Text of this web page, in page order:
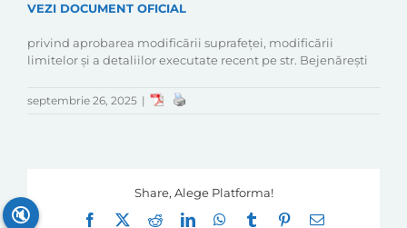
VEZI DOCUMENT OFICIAL
privind aprobarea modificării suprafeței, modificării
limitelor și a detaliilor executate recent pe str. Bejenărești
septembrie 26, 2025 |
Share, Alege Platforma!
Facebook
RedditLinkedInWhatsApp
Tumblr Pinterest
E-
🔇